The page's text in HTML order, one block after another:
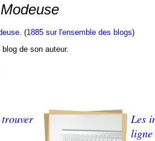
. (1885 sur l'ensemble des blogs)
de son auteur.
Les